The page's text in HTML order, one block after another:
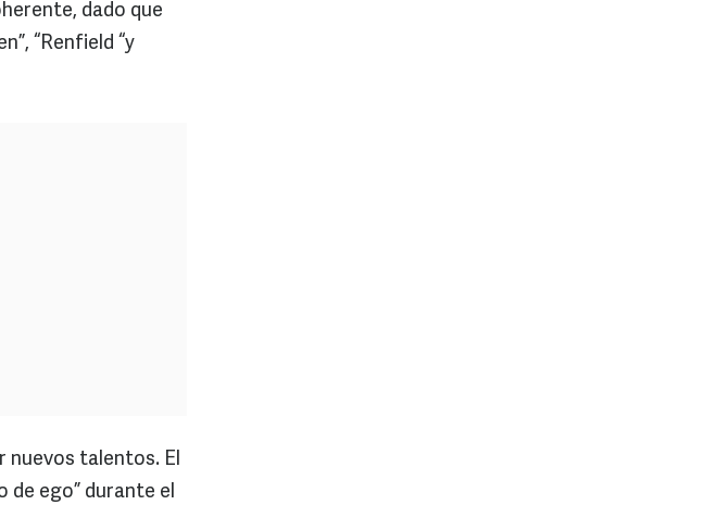
dado que
“Renfield “y
nuevos talentos. El
de ego” durante el